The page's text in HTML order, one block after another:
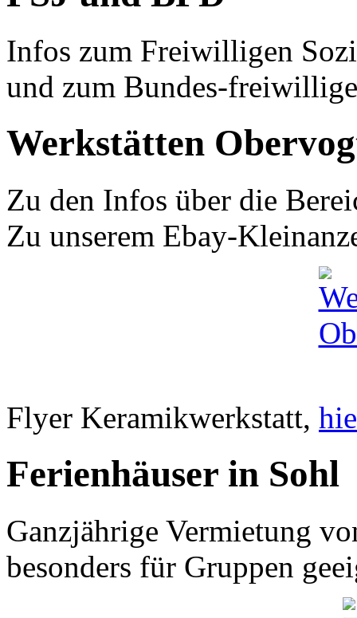
Infos zum Freiwilligen
und zum Bundes-
Werkstätten
Zu den Infos über die
Zu unserem Ebay-
Flyer Keramikwerkstatt,
Ferienhäuser in Sohl
Ganzjährige Vermietung
besonders für Gruppen